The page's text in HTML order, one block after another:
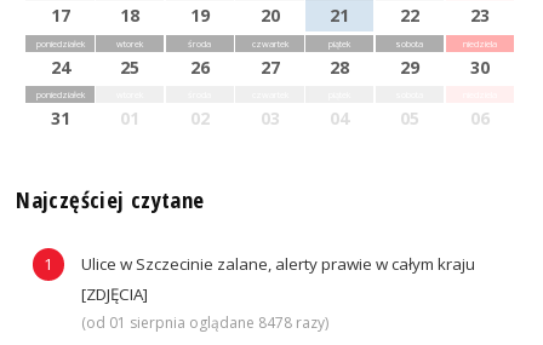
17 18 19 20 21 22 23
poniedziałek
24
wtorek
25
środa
26
czwartek
27
piątek
28
sobota
29
niedziela
30
poniedziałek
31 01 02 03 04 05 06
Najczęściej czytane
Ulice w Szczecinie zalane, alerty prawie w całym kraju
[ZDJĘCIA]
(od 01 sierpnia oglądane 8478 razy)